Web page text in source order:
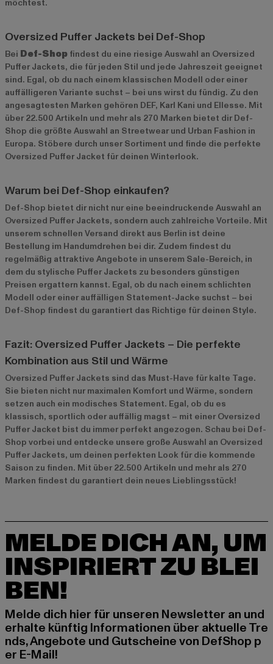
möchtest.
Oversized Puffer Jackets bei Def-Shop
Bei Def-Shop findest du eine riesige Auswahl an Oversized
Puffer Jackets, die für jeden Stil und jede Jahreszeit geeignet
sind. Egal, ob du nach einem klassischen Modell oder einer
auffälligeren Variante suchst – bei uns wirst du fündig. Zu den
angesagtesten Marken gehören DEF, Karl Kani und Ellesse. Mit
über 22.500 Artikeln und mehr als 270 Marken bietet dir Def-
Shop die größte Auswahl an Streetwear und Urban Fashion in
Europa. Stöbere durch unser Sortiment und finde die perfekte
Oversized Puffer Jacket für deinen Winterlook.
Warum bei Def-Shop einkaufen?
Def-Shop bietet dir nicht nur eine beeindruckende Auswahl an
Oversized Puffer Jackets, sondern auch zahlreiche Vorteile. Mit
unserem schnellen Versand direkt aus Berlin ist deine
Bestellung im Handumdrehen bei dir. Zudem findest du
regelmäßig attraktive Angebote in unserem Sale-Bereich, in
dem du stylische Puffer Jackets zu besonders günstigen
Preisen ergattern kannst. Egal, ob du nach einem schlichten
Modell oder einer auffälligen Statement-Jacke suchst – bei
Def-Shop findest du garantiert das Richtige für deinen Style.
Fazit: Oversized Puffer Jackets – Die perfekte
Kombination aus Stil und Wärme
Oversized Puffer Jackets sind das Must-Have für kalte Tage.
Sie bieten nicht nur maximalen Komfort und Wärme, sondern
setzen auch ein modisches Statement. Egal, ob du es
klassisch, sportlich oder auffällig magst – mit einer Oversized
Puffer Jacket bist du immer perfekt angezogen. Schau bei Def-
Shop vorbei und entdecke unsere große Auswahl an Oversized
Puffer Jackets, um deinen perfekten Look für die kommende
Saison zu finden. Mit über 22.500 Artikeln und mehr als 270
Marken findest du garantiert dein neues Lieblingsstück!
MELDE DICH AN, UM
INSPIRIERT ZU BLEI
BEN!
Melde dich hier für unseren Newsletter an und
erhalte künftig Informationen über aktuelle Tre
nds, Angebote und Gutscheine von DefShop p
er E-Mail!